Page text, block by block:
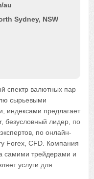
au
Sydney, NSW
спектр валютных пар
сырьевыми
индексами предлагает
безусловный лидер, по
по онлайн-
Forex, CFD. Компания
самими трейдерами и
услуги для